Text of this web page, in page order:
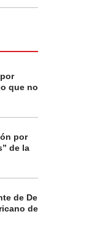
que no
por
de la
de De
de